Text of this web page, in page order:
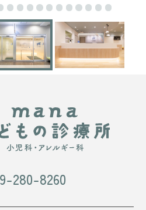
280-8260